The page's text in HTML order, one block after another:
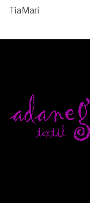
TiaMari